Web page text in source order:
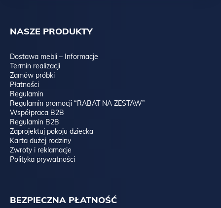
NASZE PRODUKTY
Dostawa mebli – Informacje
Termin realizacji
Zamów próbki
Płatności
Regulamin
Regulamin promocji “RABAT NA ZESTAW”
Współpraca B2B
Regulamin B2B
Zaprojektuj pokoju dziecka
Karta dużej rodziny
Zwroty i reklamacje
Polityka prywatności
BEZPIECZNA PŁATNOŚĆ